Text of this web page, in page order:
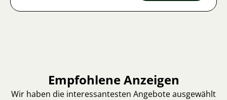
Empfohlene Anzeigen
Wir haben die interessantesten Angebote ausgewählt